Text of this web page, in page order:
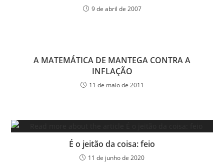
9 de abril de 2007
A MATEMÁTICA DE MANTEGA CONTRA A
INFLAÇÃO
11 de maio de 2011
É o jeitão da coisa: feio
11 de junho de 2020